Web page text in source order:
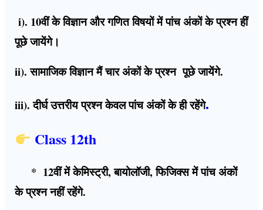
i). 10वीं के विज्ञान और गणित विषयों में पांच अंकों के प्रश्न हीं
पूछे जायेंगे।
ii). सामाजिक विज्ञान मैं चार अंकों के प्रश्न पूछे जायेंगे.
iii). दीर्घ उत्तरीय प्रश्न केवल पांच अंकों के ही रहेंगे.
Class 12th
* 12वीं में केमिस्ट्री, बायोलॉजी, फिजिक्स में पांच अंकों
के प्रश्न नहीं रहेंगे.